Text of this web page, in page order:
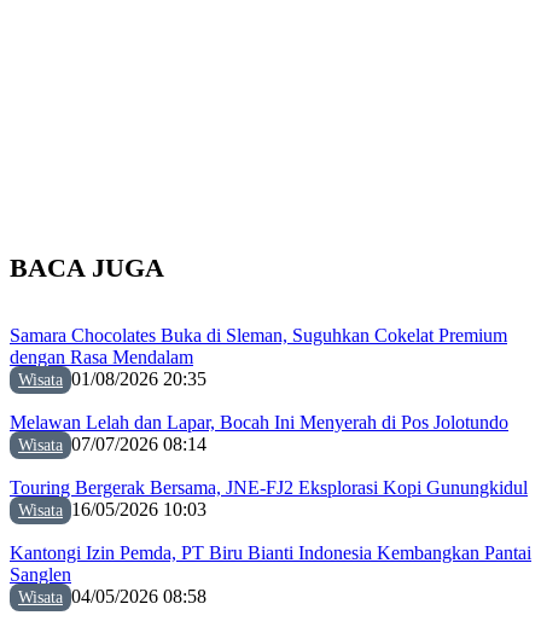
BACA JUGA
Samara Chocolates Buka di Sleman, Suguhkan Cokelat Premium
dengan Rasa Mendalam
Wisata 01/08/2026 20:35
Melawan Lelah dan Lapar, Bocah Ini Menyerah di Pos Jolotundo
Wisata 07/07/2026 08:14
Touring Bergerak Bersama, JNE-FJ2 Eksplorasi Kopi Gunungkidul
Wisata 16/05/2026 10:03
Kantongi Izin Pemda, PT Biru Bianti Indonesia Kembangkan Pantai
Sanglen
Wisata 04/05/2026 08:58